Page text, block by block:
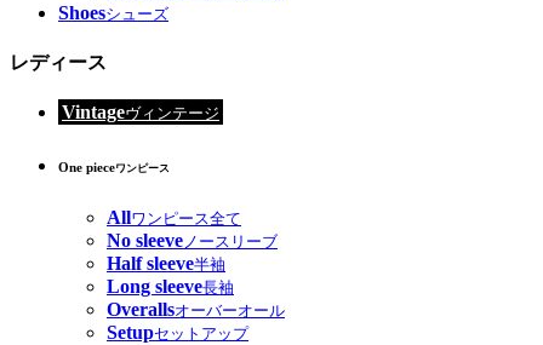
Shoesシューズ
レディース
Vintageヴィンテージ
One pieceワンピース
Allワンピース全て
No sleeveノースリーブ
Half sleeve半袖
Long sleeve長袖
Overallsオーバーオール
Setupセットアップ